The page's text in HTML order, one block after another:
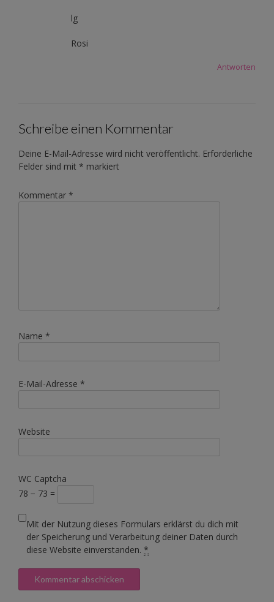
lg
Rosi
Antworten
Schreibe einen Kommentar
Deine E-Mail-Adresse wird nicht veröffentlicht. Erforderliche
Felder sind mit * markiert
Kommentar *
Name *
E-Mail-Adresse *
Website
WC Captcha
78 − 73 =
Mit der Nutzung dieses Formulars erklärst du dich mit
der Speicherung und Verarbeitung deiner Daten durch
diese Website einverstanden. *